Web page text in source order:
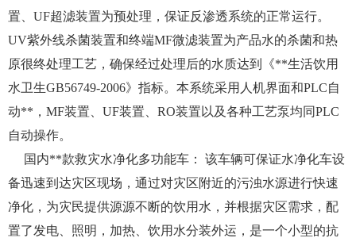
置、UF超滤装置为预处理，保证反渗透系统的正常运行。
UV紫外线杀菌装置和终端MF微滤装置为产品水的杀菌和热
原很终处理工艺，确保经过处理后的水质达到《**生活饮用
水卫生GB56749-2006》指标。本系统采用人机界面和PLC自
动**，MF装置、UF装置、RO装置以及各种工艺泵均同PLC
自动操作。
国内**款救灾水净化多功能车： 该车辆可保证水净化车设
备迅速到达灾区现场，通过对灾区附近的污浊水源进行快速
净化，为灾民提供源源不断的饮用水，并根据灾区需求，配
置了发电、照明，加热、饮用水分装外运，是一个小型的抗